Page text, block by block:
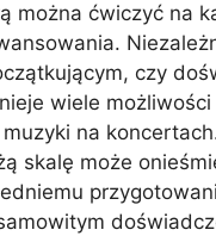
można ćwiczyć na
czy
wiele możliwości
na
skalę może